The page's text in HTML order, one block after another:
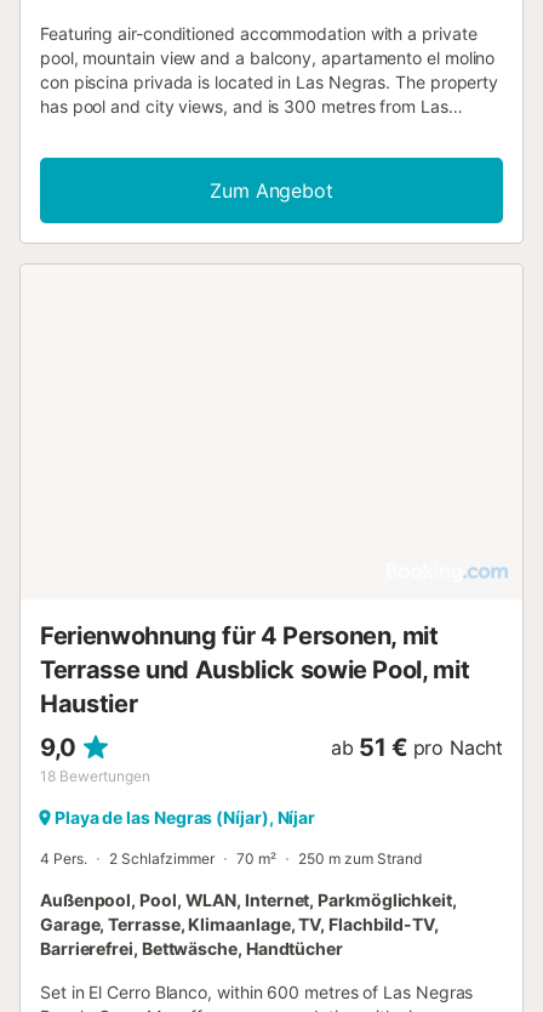
Featuring air-conditioned accommodation with a private
pool, mountain view and a balcony, apartamento el molino
con piscina privada is located in Las Negras. The property
has pool and city views, and is 300 metres from Las
Zum Angebot
Ferienwohnung für 4 Personen, mit
Terrasse und Ausblick sowie Pool, mit
Haustier
9,0
18 Bewertungen
ab 51 € pro Nacht
Playa de las Negras (Níjar), Níjar
4 Pers. 2 Schlafzimmer 70 m² 250 m zum Strand
Außenpool, Pool, WLAN, Internet, Parkmöglichkeit,
Garage, Terrasse, Klimaanlage, TV, Flachbild-TV,
Barrierefrei, Bettwäsche, Handtücher
Set in El Cerro Blanco, within 600 metres of Las Negras